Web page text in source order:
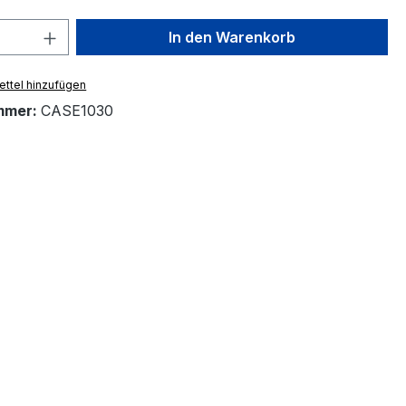
Anzahl: Gib den gewünschten Wert
In den Warenkorb
hinzufügen
CASE1030